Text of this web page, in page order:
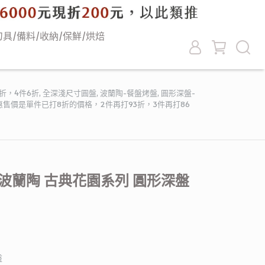
具/備料/收納/保鮮/烘焙
，4件6折, 全深淺尺寸圓盤, 波蘭陶-餐盤烤盤, 圓形深盤-
價是單件已打8折的價格，2件再打93折，3件再打86
蘭陶 古典花園系列 圓形深盤